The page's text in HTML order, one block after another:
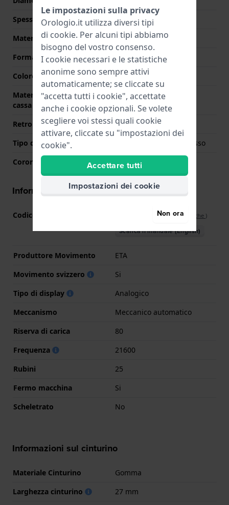
Spessore della cassa
11.3 mm
Materiale cassa
Acciaio inox
Forma della cassa
Altro
Colore della cassa
Argento
Materiale del retro della
cassa
Acciaio inox
Retro cassa
Fondello avvitato
Tipo di vetro
Zafiro doppio antirreflesso
Corona
Corona da estrarre
Informazioni del movimento
Codice Movimento H-10 no-date(Vedi specifiche )
Scarica il manuale (English)
Produttore Movimento
ETA
Movimento svizzero
Si
Tipo di display
Analogico
Meccanismo
Meccanico automatico
Riserva di carica
80
Frequenza
21600
Rubini
25
Fermo macchina
Si
Scheletrato
No
Informazioni sul cinturino
Materiale Cinturino
Gomma
Larghezza cinturino
27 mm
Le impostazioni sulla privacy
Orologio.it utilizza diversi tipi
di cookie. Per alcuni tipi abbiamo
bisogno del vostro consenso.
I cookie necessari e le statistiche
anonime sono sempre attivi
automaticamente; se cliccate su
"accetta tutti i cookie", accettate
anche i cookie opzionali. Se volete
scegliere voi stessi quali cookie
attivare, cliccate su "impostazioni dei
cookie".
Accettare tutti
Impostazioni dei cookie
Non ora